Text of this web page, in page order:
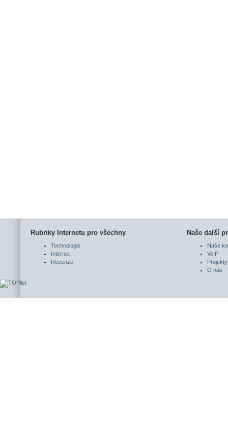
Rubriky Internetu pro všechny
Technologie
Internet
Recenze
Naše další
Naše
VoIP
Projekty
O nás